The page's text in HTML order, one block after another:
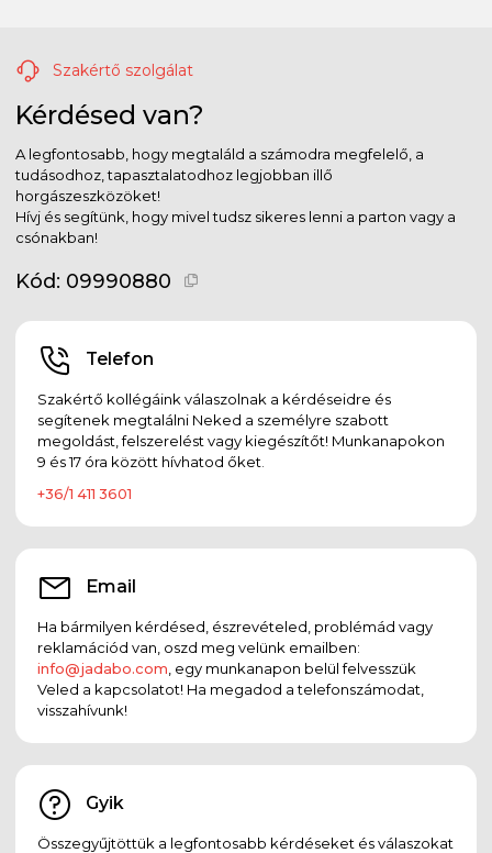
Szakértő szolgálat
Kérdésed van?
A legfontosabb, hogy megtaláld a számodra megfelelő, a
tudásodhoz, tapasztalatodhoz legjobban illő
horgászeszközöket!
Hívj és segítünk, hogy mivel tudsz sikeres lenni a parton vagy a
csónakban!
Kód: 09990880
Telefon
Szakértő kollégáink válaszolnak a kérdéseidre és
segítenek megtalálni Neked a személyre szabott
megoldást, felszerelést vagy kiegészítőt! Munkanapokon
9 és 17 óra között hívhatod őket.
+36/1 411 3601
Email
Ha bármilyen kérdésed, észrevételed, problémád vagy
reklamációd van, oszd meg velünk emailben:
info@jadabo.com , egy munkanapon belül felvesszük
Veled a kapcsolatot! Ha megadod a telefonszámodat,
visszahívunk!
Gyik
Összegyűjtöttük a legfontosabb kérdéseket és válaszokat